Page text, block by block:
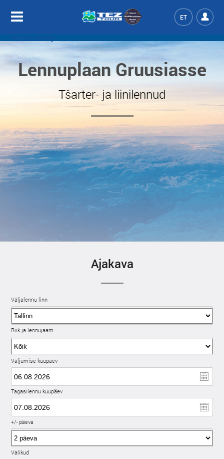
ET
Lennuplaan Gruusiasse
Tšarter- ja liinilennud
Ajakava
Väljalennu linn
Riik ja lennujaam
Väljumise kuupäev
Tagasilennu kuupäev
+/- päeva
Valikud